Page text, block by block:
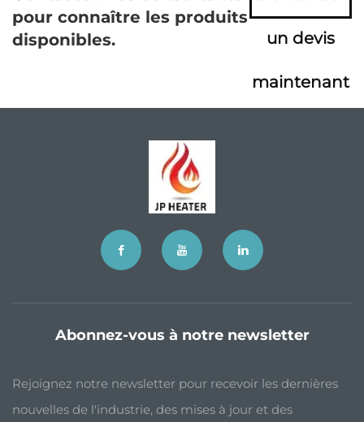
pour connaître les produits
disponibles.
un devis
maintenant
Abonnez-vous à notre newsletter
Rejoignez notre newsletter pour recevoir les dernières
nouvelles de l'industrie, des mises à jour et des